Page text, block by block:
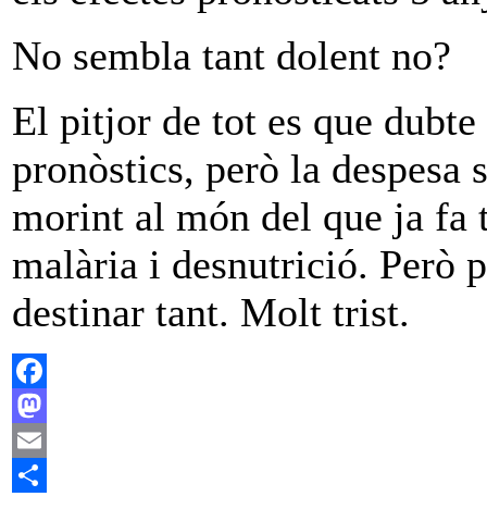
No sembla tant dolent no?
El pitjor de tot es que
pronòstics, però la despesa
morint al món del que ja fa
malària i desnutrició. Però
destinar tant. Molt trist.
Facebook
Mastodon
Email